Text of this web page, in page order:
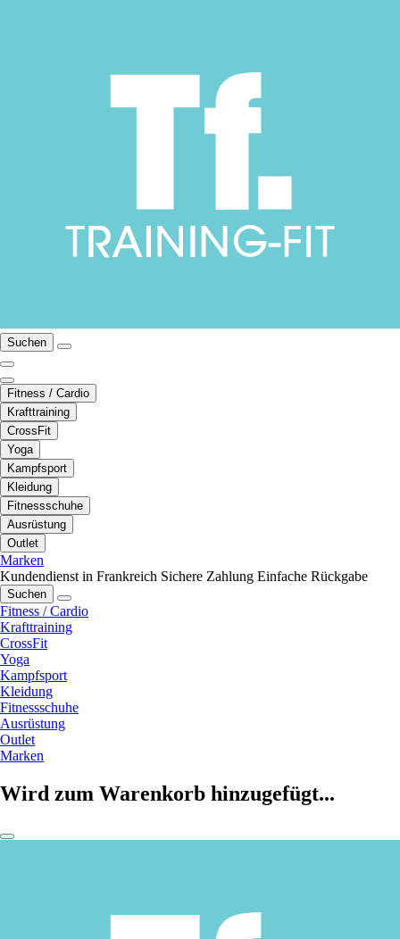
Suchen
Fitness / Cardio
Krafttraining
CrossFit
Yoga
Kampfsport
Kleidung
Fitnessschuhe
Ausrüstung
Outlet
Marken
Kundendienst in Frankreich Sichere Zahlung Einfache Rückgabe
Suchen
Fitness / Cardio
Krafttraining
CrossFit
Yoga
Kampfsport
Kleidung
Fitnessschuhe
Ausrüstung
Outlet
Marken
Wird zum Warenkorb hinzugefügt...